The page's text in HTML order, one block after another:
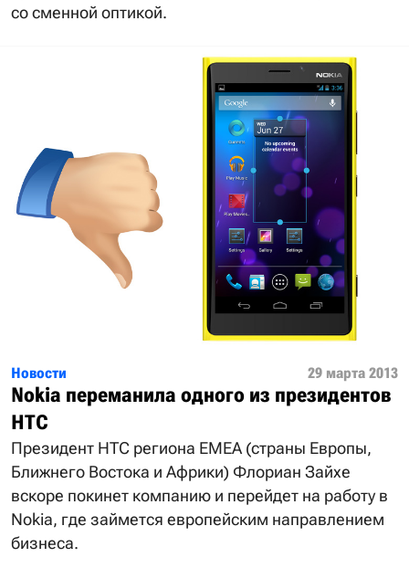
со сменной оптикой.
Новости 29 марта 2013
Nokia переманила одного из президентов
HTC
Президент HTC региона EMEA (страны Европы,
Ближнего Востока и Африки) Флориан Зайхе
вскоре покинет компанию и перейдет на работу в
Nokia, где займется европейским направлением
бизнеса.